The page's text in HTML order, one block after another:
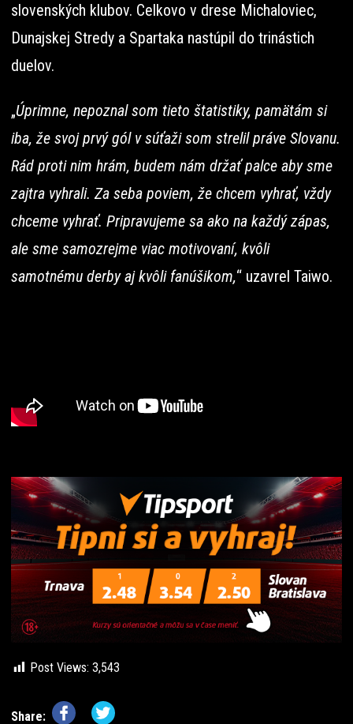
slovenských klubov. Celkovo v drese Michaloviec,
Dunajskej Stredy a Spartaka nastúpil do trinástich
duelov.
„Úprimne, nepoznal som tieto štatistiky, pamätám si
iba, že svoj prvý gól v súťaži som strelil práve Slovanu.
Rád proti nim hrám, budem nám držať palce aby sme
zajtra vyhrali. Za seba poviem, že chcem vyhrať, vždy
chceme vyhrať. Pripravujeme sa ako na každý zápas,
ale sme samozrejme viac motivovaní, kvôli
samotnému derby aj kvôli fanúšikom,“ uzavrel Taiwo.
Post Views: 3,543
Share: